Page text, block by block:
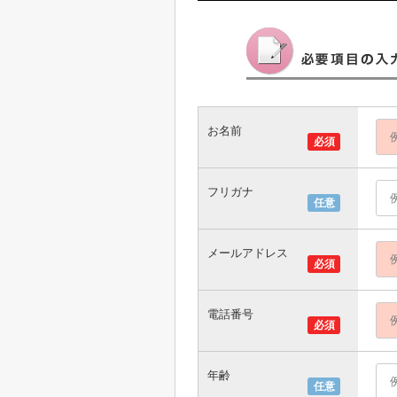
必須
お名前
任意
フリガナ
必須
メールアドレス
必須
電話番号
任意
年齢